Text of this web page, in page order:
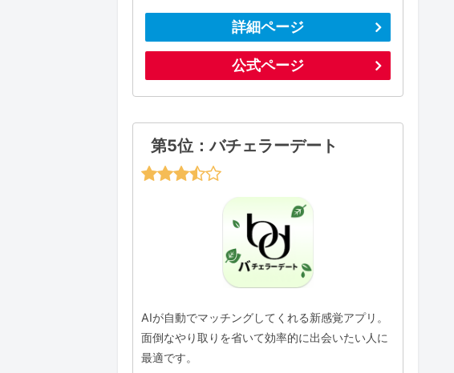
詳細ページ
公式ページ
第5位：バチェラーデート
AIが自動でマッチングしてくれる新感覚アプリ。
面倒なやり取りを省いて効率的に出会いたい人に
最適です。